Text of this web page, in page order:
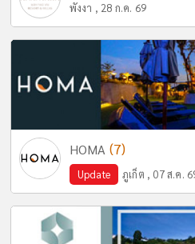
พังงา , 28 ก.ค. 69
HOMA (7)
Update ภูเก็ต , 07 ส.ค.